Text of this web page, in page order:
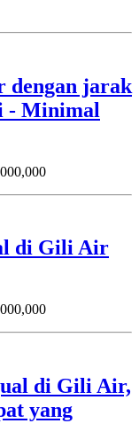
dengan jarak
- Minimal
di Gili Air
di Gili Air,
yang